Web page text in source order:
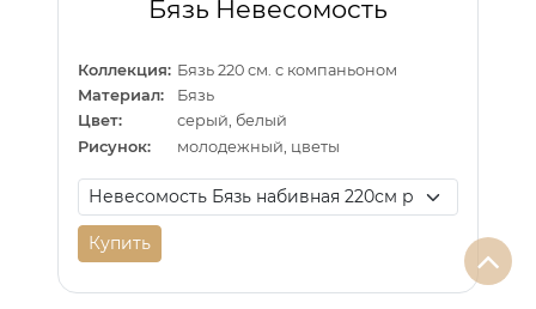
Бязь Невесомость
Коллекция: Бязь 220 см. с компаньоном
Материал:
Бязь
Цвет:
серый, белый
Рисунок:
молодежный, цветы
Купить